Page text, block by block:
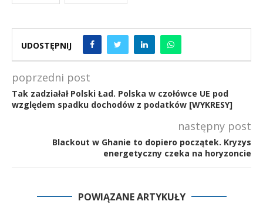
UDOSTĘPNIJ
poprzedni post
Tak zadziałał Polski Ład. Polska w czołówce UE pod
względem spadku dochodów z podatków [WYKRESY]
następny post
Blackout w Ghanie to dopiero początek. Kryzys
energetyczny czeka na horyzoncie
POWIĄZANE ARTYKUŁY